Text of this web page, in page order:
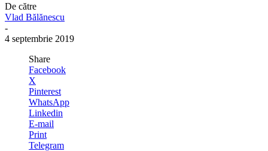
De către
Vlad Bălănescu
-
4 septembrie 2019
Share
Facebook
X
Pinterest
WhatsApp
Linkedin
E-mail
Print
Telegram